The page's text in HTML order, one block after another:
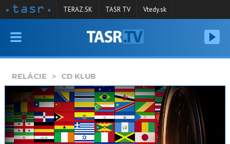
VYSIELANIE
SPRAVODAJSTVO
KONTAKT
ARCHÍV
TERAZ.SK TASR TV Vtedy.sk
RELÁCIE CD KLUB